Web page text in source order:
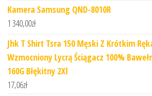
Kamera Samsung QND-8010R
1 340,00zł
Jhk T Shirt Tsra 150 Męski Z Krótkim
Wzmocniony Lycrą Ściągacz 100%
160G Błękitny 2Xl
17,06zł